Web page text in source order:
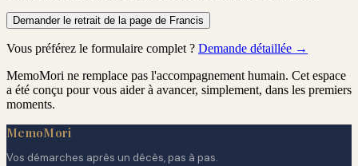
Demander le retrait de la page de Francis
Vous préférez le formulaire complet ? Demande détaillée →
MemoMori ne remplace pas l'accompagnement humain. Cet espace
a été conçu pour vous aider à avancer, simplement, dans les premiers
moments.
MemoMori
Vos démarches après un décès, pas à pas.